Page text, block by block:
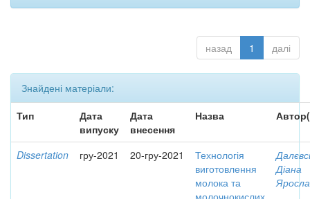
назад 1 далі
Знайдені матеріали:
Тип
Дата
випуску
Дата
внесення
Назва
Dissertation гру-2021 20-гру-2021
Технологія
виготовлення
молока та
молочнокислих
Діана